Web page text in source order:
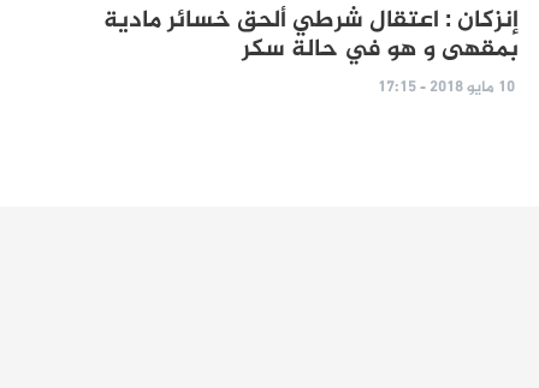
إنزكان : اعتقال شرطي ألحق خسائر مادية
بمقهى و هو في حالة سكر
10 مايو 2018 - 17:15